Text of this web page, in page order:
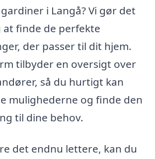
i Langå? Vi gør det
finde de perfekte
der passer til dit hjem.
tilbyder en oversigt over
så du hurtigt kan
mulighederne og finde den
til dine behov.
det endnu lettere, kan du